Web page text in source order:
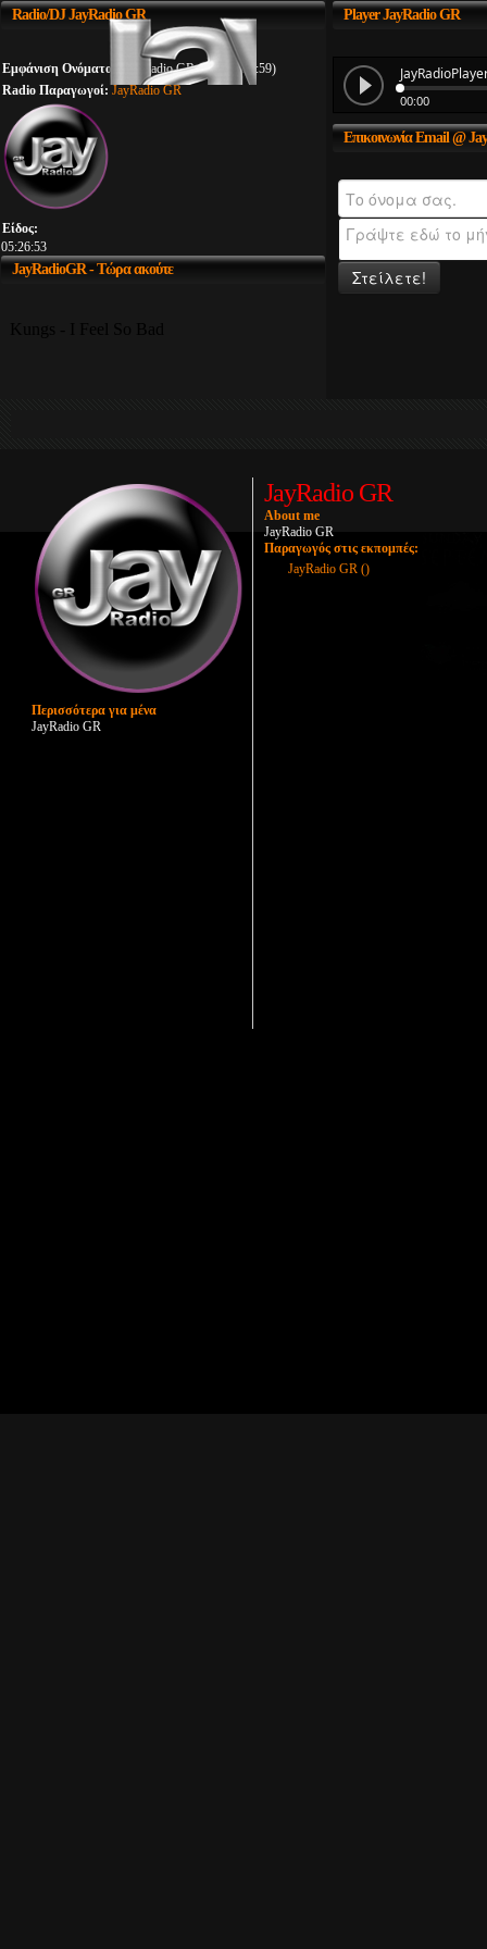
Radio/DJJayRadio GR
Εμφάνιση Ονόματος:
JayRadio GR (00:00 - 23:59)
Radio Παραγωγοί: JayRadio GR
Είδος:
05:26:54
JayRadioGR- Τώρα ακούτε
PlayerJayRadio GR
ΕπικοινωνίαEmail @
Στείλετε!
Περισσότερα για μένα
JayRadio GR
JayRadio GR
About me
JayRadio GR
Παραγωγός στις εκπομπές:
JayRadio GR ()